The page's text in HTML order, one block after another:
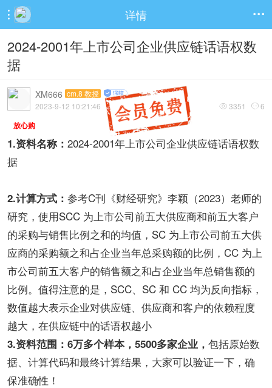
 详情 
2024-2001年上市公司企业供应链话语权数
据
XM666 cm.8 教授
 3351  6
2023-9-12 10:21:46
放心购
1.资料名称： 2024-2001年上市公司企业供应链话语权数
据
2.计算方式： 参考C刊《财经研究》李颖（2023）老师的
研究，使用SCC 为上市公司前五大供应商和前五大客户
的采购与销售比例之和的均值，SC 为上市公司前五大供
应商的采购额之和占企业当年总采购额的比例，CC 为上
市公司前五大客户的销售额之和占企业当年总销售额的
比例。值得注意的是，SCC、SC 和 CC 均为反向指标，
数值越大表示企业对供应链、供应商和客户的依赖程度
越大，在供应链中的话语权越小
3.资料范围：6万多个样本，5500多家企业， 包括原始数
据、计算代码和最终计算结果，大家可以验证一下，确
保准确性！